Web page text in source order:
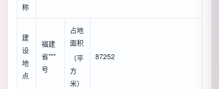
称
建
设
地
点
福建
省***
号
占地
面积
（平
方
米）
87252